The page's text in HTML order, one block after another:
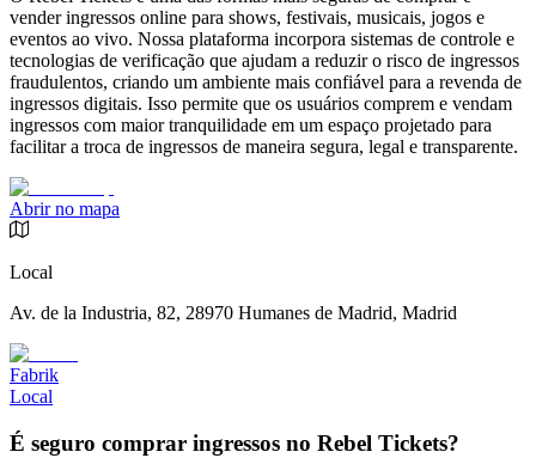
vender ingressos online para shows, festivais, musicais, jogos e
eventos ao vivo. Nossa plataforma incorpora sistemas de controle e
tecnologias de verificação que ajudam a reduzir o risco de ingressos
fraudulentos, criando um ambiente mais confiável para a revenda de
ingressos digitais. Isso permite que os usuários comprem e vendam
ingressos com maior tranquilidade em um espaço projetado para
facilitar a troca de ingressos de maneira segura, legal e transparente.
Abrir no mapa
Local
Av. de la Industria, 82, 28970 Humanes de Madrid, Madrid
Fabrik
Local
É seguro comprar ingressos no Rebel Tickets?